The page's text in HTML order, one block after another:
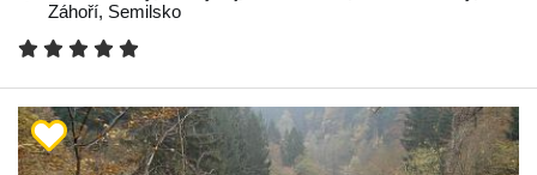
Záhoří, Semilsko